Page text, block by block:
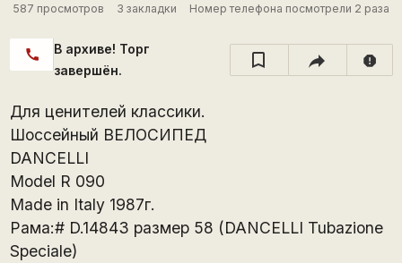
587 просмотров
3 закладки Номер телефона посмотрели 2 раза
call
В архиве! Торг
завершён.
report
Для ценителей классики.
Шоссейный ВЕЛОСИПЕД
DANCELLI
Model R 090
Made in Italy 1987г.
Рама:# D.14843 размер 58 (DANCELLI Tubazione
Speciale)